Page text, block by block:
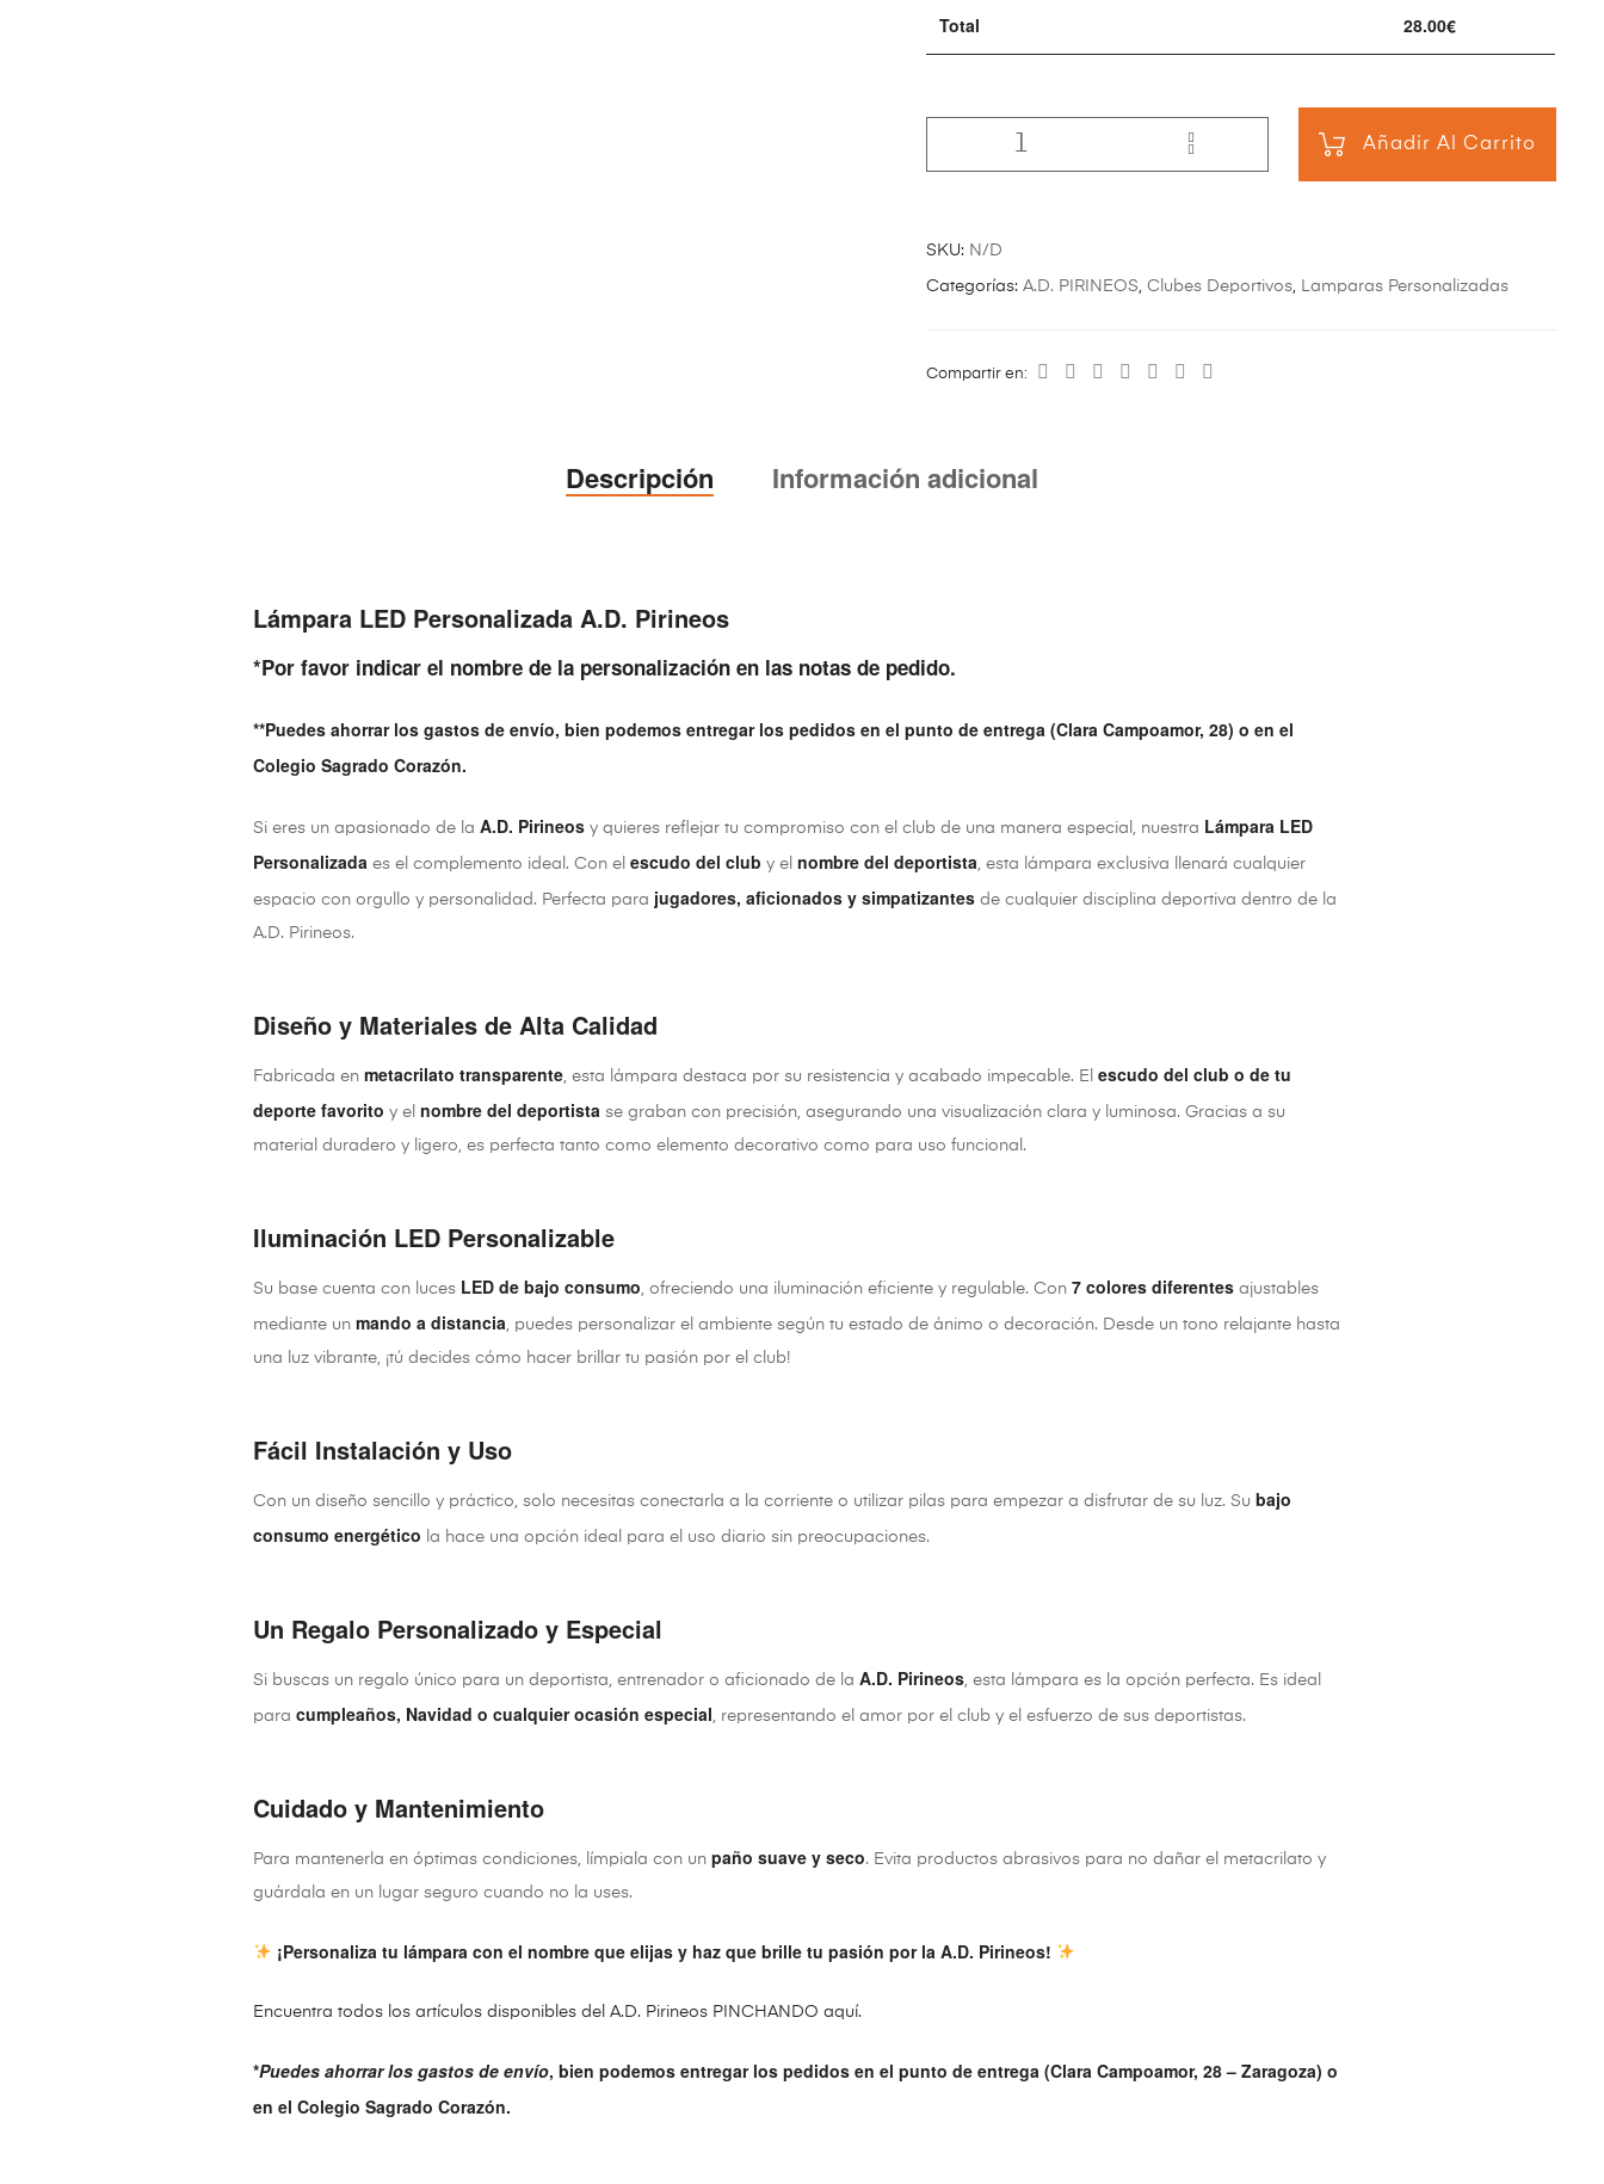
Total 28.00€
Añadir Al Carrito
SKU: N/D
Categorías:A.D. PIRINEOS,Clubes Deportivos, Lamparas Personalizadas
Compartir en:
Descripción Información adicional
Lámpara LED Personalizada A.D. Pirineos
*Por favor indicar el nombre de la personalización en las notas de pedido.
**Puedes ahorrar los gastos de envío, bien podemos entregar los pedidos en el punto de entrega (Clara Campoamor, 28) o en el
Colegio Sagrado Corazón.
Si eres un apasionado de la A.D. Pirineos y quieres reflejar tu compromiso con el club de una manera especial, nuestra Lámpara LED
Personalizada es el complemento ideal. Con el escudo del club y el nombre del deportista, esta lámpara exclusiva llenará cualquier
espacio con orgullo y personalidad. Perfecta para jugadores, aficionados y simpatizantes de cualquier disciplina deportiva dentro de la
A.D. Pirineos.
Diseño y Materiales de Alta Calidad
Fabricada en metacrilato transparente , esta lámpara destaca por su resistencia y acabado impecable. El escudo del club o de tu
deporte favorito y el nombre del deportista se graban con precisión, asegurando una visualización clara y luminosa. Gracias a su
material duradero y ligero, es perfecta tanto como elemento decorativo como para uso funcional.
Iluminación LED Personalizable
Su base cuenta con luces LED de bajo consumo , ofreciendo una iluminación eficiente y regulable. Con 7 colores diferentes ajustables
mediante un mando a distancia , puedes personalizar el ambiente según tu estado de ánimo o decoración. Desde un tono relajante hasta
una luz vibrante, ¡tú decides cómo hacer brillar tu pasión por el club!
Fácil Instalación y Uso
Con un diseño sencillo y práctico, solo necesitas conectarla a la corriente o utilizar pilas para empezar a disfrutar de su luz. Su bajo
consumo energético la hace una opción ideal para el uso diario sin preocupaciones.
Un Regalo Personalizado y Especial
Si buscas un regalo único para un deportista, entrenador o aficionado de la A.D. Pirineos , esta lámpara es la opción perfecta. Es ideal
para cumpleaños, Navidad o cualquier ocasión especial , representando el amor por el club y el esfuerzo de sus deportistas.
Cuidado y Mantenimiento
Para mantenerla en óptimas condiciones, límpiala con un paño suave y seco. Evita productos abrasivos para no dañar el metacrilato y
guárdala en un lugar seguro cuando no la uses.
¡Personaliza tu lámpara con el nombre que elijas y haz que brille tu pasión por la A.D. Pirineos!
Encuentra todos los artículos disponibles del A.D. Pirineos PINCHANDO aquí.
*Puedes ahorrar los gastos de envío, bien podemos entregar los pedidos en el punto de entrega (Clara Campoamor, 28 – Zaragoza) o
en el Colegio Sagrado Corazón.